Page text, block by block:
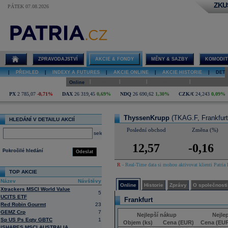
PÁTEK 07.08.2026
ThyssenKrupp
ZPRAVODAJSTVÍ AKCIE & FONDY MĚNY & SAZBY
PŘEHLED INDEXY A FUTURES AKCIE ONLINE AKCIE HISTORIE
Online
PX 2 785,07 -0,71% DAX 26 319,45 0,69% NDQ 26 690,62 1,30% CZK/€ 24,243 0,09%
HLEDÁNÍ V DETAILU AKCIÍ
select
Odeslat
Pokročilé hledání
TOP AKCIE
Název
Návštěvy
Xtrackers MSCI World Value
UCITS ETF
5
Red Robin Gourmt
23
GEMZ Crp
7
Sp US Ps Eqty GBTC
1
ThyssenKrupp (TKAG.F,
Poslední obchod Změna (%)
12,57 -0,16
R - Real-Time data si mohou aktivovat klienti
Online Historie Zprávy O společnosti
Frankfurt
Nejlepší nákup
Objem (ks)
Cena (EUR)
Cena